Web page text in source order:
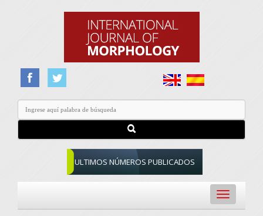
ULTIMOS NÚMEROS PUBLICADOS
Toggle
navigation